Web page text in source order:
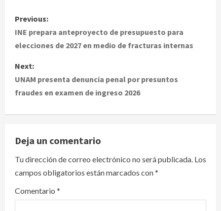
P
o
t
n
a
v
i
g
a
Previous:
INE prepara anteproyecto de presupuesto para
elecciones de 2027 en medio de fracturas internas
Next:
UNAM presenta denuncia penal por presuntos
fraudes en examen de ingreso 2026
Deja un comentario
Tu dirección de correo electrónico no será publicada. Los
campos obligatorios están marcados con*
Comentario *